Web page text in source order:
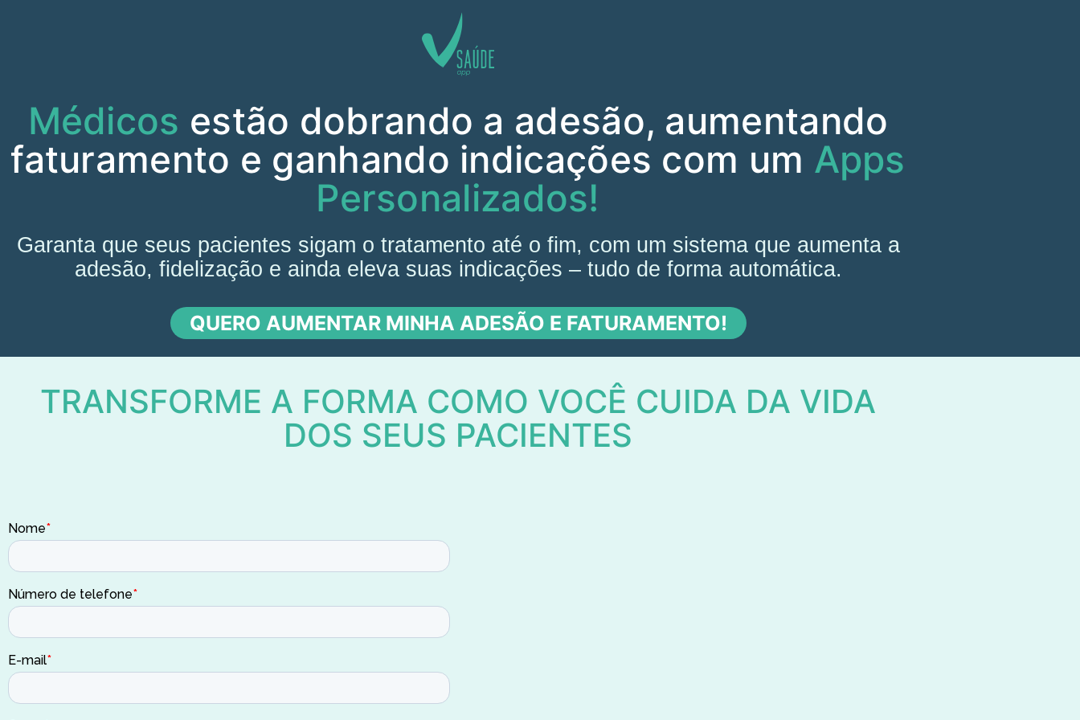
Médicos estão dobrando a adesão, aumentando
faturamento e ganhando indicações com um Apps
Personalizados!
Garanta que seus pacientes sigam o tratamento até o fim, com um sistema que aumenta a
adesão, fidelização e ainda eleva suas indicações – tudo de forma automática.
QUERO AUMENTAR MINHA ADESÃO E FATURAMENTO!
TRANSFORME A FORMA COMO VOCÊ CUIDA DA VIDA
DOS SEUS PACIENTES